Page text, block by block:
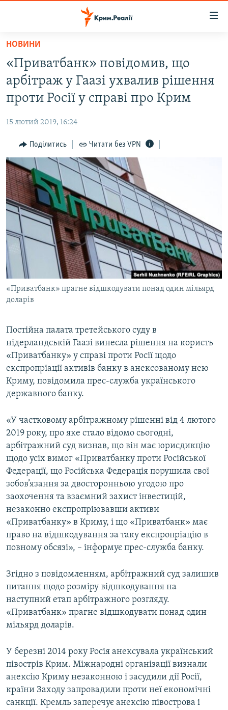
Перейти
основного
матеріалу
Перейти
до
основної
Перейти
до
пошуку
ВОДА.КРИМ
ВІДЕО ТА ФОТО
БЛОГИ
ПОГЛЯД
ІНТЕРВ'Ю
ВСЕ ЗА ДЕНЬ
СПЕЦПРОЕКТИ
ДЕПОРТАЦІЯ
ВІДЕОУРОКИ «ELIFBE»
СВІДЧЕННЯ ОКУПАЦІЇ
УКРАЇНСЬКА ПРОБЛЕМА КРИМУ
ІНФОГРАФІКА
ЯК ОБІЙТИ БЛОКУВАННЯ
Русский
Qırımtatar
ДОЛУЧАЙСЯ!
Усі сайти RFE/RL
НОВИНИ
«Приватбанк» повідомив, що
арбітраж у Гаазі ухвалив рішення
проти Росії у справі про Крим
15 лютий 2019, 16:24
Поділитись Читати без VPN
«Приватбанк» прагне відшкодувати понад один мільярд
доларів
Постійна палата третейського суду в
нідерландській Гаазі винесла рішення на користь
«Приватбанку» у справі проти Росії щодо
експропріації активів банку в анексованому нею
Криму, повідомила прес-служба українського
державного банку.
«У частковому арбітражному рішенні від 4 лютого
2019 року, про яке стало відомо сьогодні,
арбітражний суд визнав, що він має юрисдикцію
щодо усіх вимог «Приватбанку проти Російської
Федерації, що Російська Федерація порушила свої
зобов’язання за двосторонньою угодою про
заохочення та взаємний захист інвестицій,
незаконно експропріювавши активи
«Приватбанку» в Криму, і що «Приватбанк» має
право на відшкодування за таку експропріацію в
повному обсязі», – інформує прес-служба банку.
Згідно з повідомленням, арбітражний суд залишив
питання щодо розміру відшкодування на
наступний етап арбітражного розгляду.
«Приватбанк» прагне відшкодувати понад один
мільярд доларів.
У березні 2014 року Росія анексувала український
півострів Крим. Міжнародні організації визнали
анексію Криму незаконною і засудили дії Росії,
країни Заходу запровадили проти неї економічні
санкції. Кремль заперечує анексію півострова і